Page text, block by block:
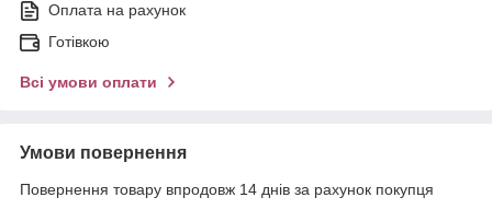
Оплата на рахунок
Готівкою
Всі умови оплати
Умови повернення
Повернення товару впродовж 14 днів за рахунок покупця